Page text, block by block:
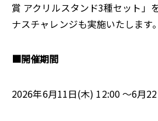
賞 アクリルスタンド3種セット」
ナスチャレンジも実施いたします。
■開催期間
2026年6月11日(木) 12:00 ～6月